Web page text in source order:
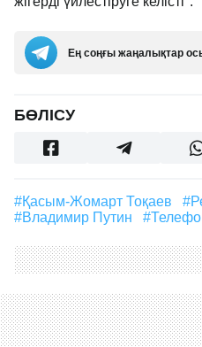
Ең соңғы жаңалықтар
БӨЛІСУ
#Қасым-Жомарт Тоқаев
#Владимир Путин